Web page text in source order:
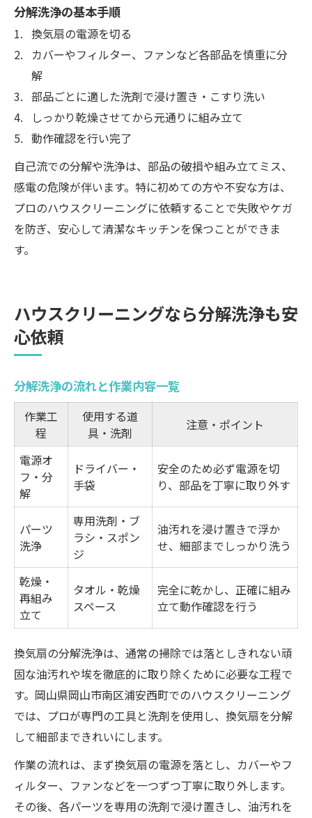
分解洗浄の基本手順
換気扇の電源を切る
カバーやフィルター、ファンなど各部品を慎重に分
解
部品ごとに適した洗剤で浸け置き・こすり洗い
しっかり乾燥させてから元通りに組み立て
動作確認を行い完了
自己流での分解や洗浄は、部品の破損や組み立てミス、
感電の危険が伴います。特に初めての方や不安な方は、
プロのハウスクリーニングに依頼することで失敗やケガ
を防ぎ、安心して清潔なキッチンを保つことができま
す。
ハウスクリーニングなら分解洗浄も安
心依頼
分解洗浄の流れと作業内容一覧
作業工
程
使用する道
具・洗剤
注意・ポイント
電源オ
フ・分
解
ドライバー・
手袋
安全のため必ず電源を切
り、部品を丁寧に取り外す
パーツ
洗浄
専用洗剤・ブ
ラシ・スポン
ジ
油汚れを浸け置きで浮か
せ、細部までしっかり洗う
乾燥・
再組み
立て
タオル・乾燥
スペース
完全に乾かし、正確に組み
立て動作確認を行う
換気扇の分解洗浄は、通常の掃除では落としきれない頑
固な油汚れや埃を徹底的に取り除くために必要な工程で
す。岡山県岡山市南区浦安西町でのハウスクリーニング
では、プロが専門の工具と洗剤を使用し、換気扇を分解
して細部まできれいにします。
作業の流れは、まず換気扇の電源を落とし、カバーやフ
ィルター、ファンなどを一つずつ丁寧に取り外します。
その後、各パーツを専用の洗剤で浸け置きし、油汚れを